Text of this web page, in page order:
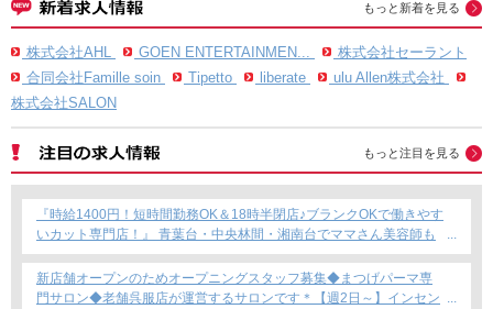
もっと新着を見る
株式会社AHL GOEN ENTERTAINMEN...
株式会社セーラント
合同会社Famille soin
Tipetto liberate
ulu Allen株式会社
株式会社SALON
もっと注目を見る
『時給1400円！短時間勤務OK＆18時半閉店♪ブランクOKで働きやす
いカット専門店！』 青葉台・中央林間・湘南台でママさん美容師も
安心のサロン募集！
新店舗オープンのためオープニングスタッフ募集◆まつげパーマ専
門サロン◆老舗呉服店が運営するサロンです＊【週2日～】インセン